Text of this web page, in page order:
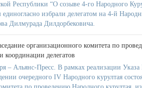
Республики “О созыве 4-го Народного
единогласно избрали делегатом на 4-й
Дилмурада Дилдорбековича.
организационного комитета по
координации делегатов
– Альянс-Пресс. В рамках реализации Указа
очередного IV Народного курултая